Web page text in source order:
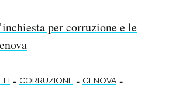
per corruzione e le
- CORRUZIONE - GENOVA -